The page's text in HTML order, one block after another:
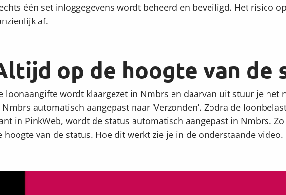
één set inloggegevens wordt beheerd en beveiligd. Het risico
af.
op de hoogte van de
loonaangifte wordt klaargezet in Nmbrs en daarvan uit stuur je het
Nmbrs automatisch aangepast naar ‘Verzonden’. Zodra de
in PinkWeb, wordt de status automatisch aangepast in Nmbrs.
hoogte van de status. Hoe dit werkt zie je in de onderstaande video.